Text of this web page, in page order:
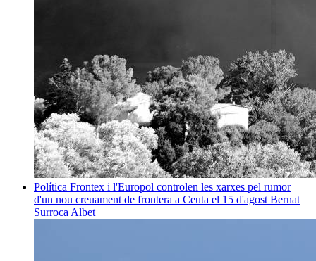
Política Frontex i l'Europol controlen les xarxes pel rumor
d'un nou creuament de frontera a Ceuta el 15 d'agost Bernat
Surroca Albet